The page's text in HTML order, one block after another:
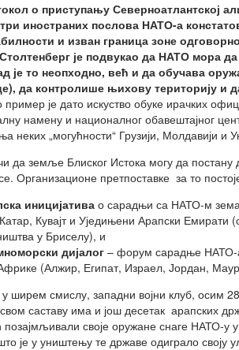
о приступању Северноатлантској
иностраних послова НАТО-а
и изван граница зоне
је подвукао да НАТО мора
је то неопходно, већ и да обучава
да контролише њихову територију и
пример је дато искуство обуке ирачких
намену и националног обавештајног
неких „могућности“ Грузији, Молдавији и
да земље Блиског Истока могу да
Организационе претпоставке за то
иницијативао сарадњи са НАТО-м
Кувајт и Уједињени Арапски Емирати
у Бриселу), и
дијалог– форум сарадње НАТО-
(Алжир, Египат, Израел, Јордан,
ширем смислу, западни војни клуб, осим
саставу има и још десетак арапских
своје оружане снаге НАТО-у
је у уништењу те државе одиграло своју